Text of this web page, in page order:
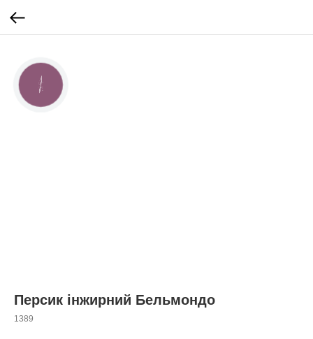
Персик інжирний Бельмондо
1389
КНОПКА
ЗВ'ЯЗКУ